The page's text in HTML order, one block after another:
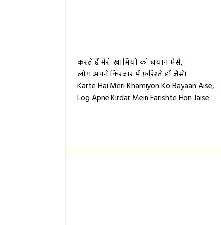
करते हैं मेरी खामियों को बयान ऐसे,
लोग अपने किरदार में फ़रिश्ते हों जैसे।
Karte Hai Meri Khamiyon Ko Bayaan Aise,
Log Apne Kirdar Mein Farishte Hon Jaise.